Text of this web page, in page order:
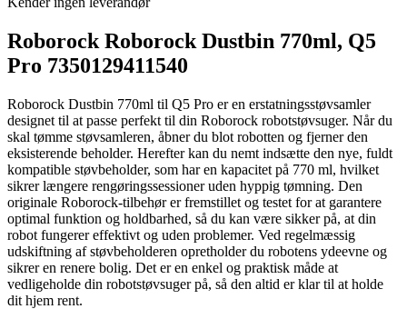
Roborock Roborock Dustbin 770ml, Q5
Pro 7350129411540
Roborock Dustbin 770ml til Q5 Pro er en erstatningsstøvsamler
designet til at passe perfekt til din Roborock robotstøvsuger. Når du
skal tømme støvsamleren, åbner du blot robotten og fjerner den
eksisterende beholder. Herefter kan du nemt indsætte den nye, fuldt
kompatible støvbeholder, som har en kapacitet på 770 ml, hvilket
sikrer længere rengøringssessioner uden hyppig tømning. Den
originale Roborock-tilbehør er fremstillet og testet for at garantere
optimal funktion og holdbarhed, så du kan være sikker på, at din
robot fungerer effektivt og uden problemer. Ved regelmæssig
udskiftning af støvbeholderen opretholder du robotens ydeevne og
sikrer en renere bolig. Det er en enkel og praktisk måde at
vedligeholde din robotstøvsuger på, så den altid er klar til at holde
dit hjem rent.